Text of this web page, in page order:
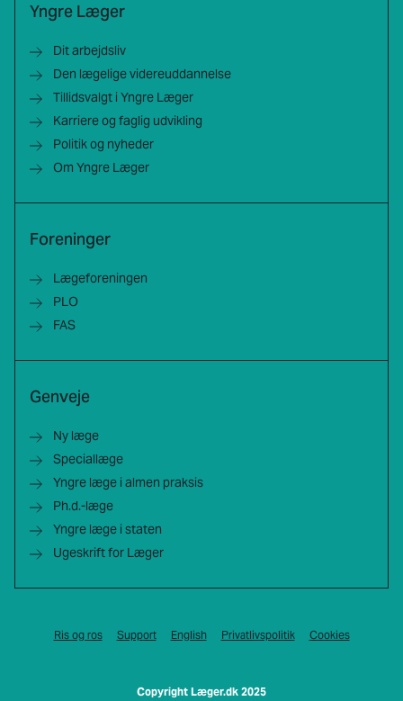
Yngre Læger
Dit arbejdsliv
Den lægelige videreuddannelse
Tillidsvalgt i Yngre Læger
Karriere og faglig udvikling
Politik og nyheder
Om Yngre Læger
Foreninger
Lægeforeningen
PLO
FAS
Genveje
Ny læge
Speciallæge
Yngre læge i almen praksis
Ph.d.-læge
Yngre læge i staten
Ugeskrift for Læger
Ris og ros Support English Privatlivspolitik Cookies
Copyright Læger.dk 2025